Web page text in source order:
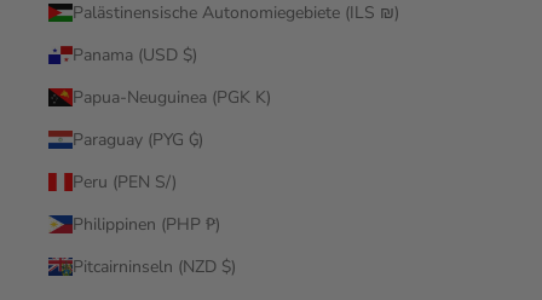
Palästinensische Autonomiegebiete (ILS ₪)
Panama (USD $)
Papua-Neuguinea (PGK K)
Paraguay (PYG ₲)
Peru (PEN S/)
Philippinen (PHP ₱)
Pitcairninseln (NZD $)